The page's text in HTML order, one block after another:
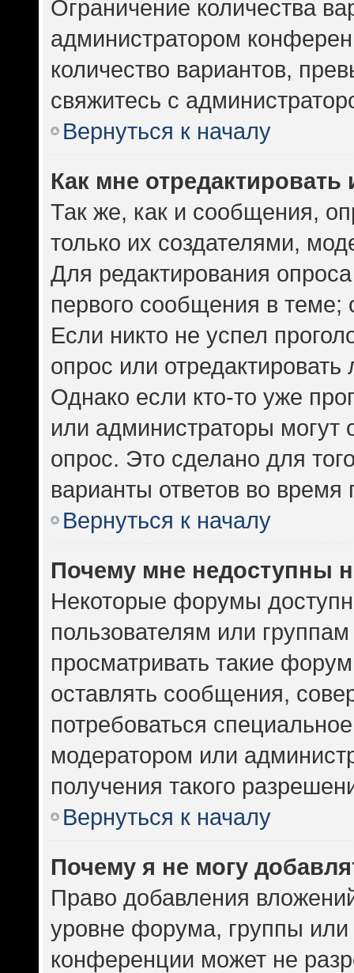
Ограничение количества
администратором
количество вариантов,
свяжитесь с
Вернуться к началу
Как мне
Так же, как и сообщения,
только их создателями,
Для редактирования
первого сообщения в теме;
Если никто не успел
опрос или
Однако если кто-то уже
или администраторы могут
опрос. Это сделано для
варианты ответов во время
Вернуться к началу
Почему мне недоступны
Некоторые форумы
пользователям или
просматривать такие
оставлять сообщения,
потребоваться
модератором или
получения такого
Вернуться к началу
Почему я не могу
Право добавления
уровне форума, группы или
конференции может не